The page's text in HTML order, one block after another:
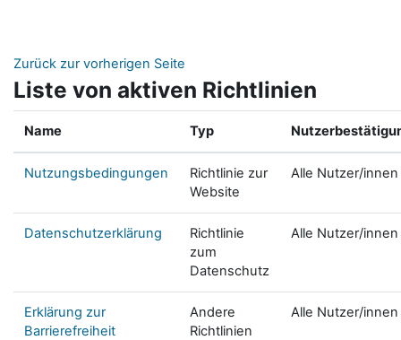
Zurück zur vorherigen Seite
Liste von aktiven Richtlinien
Name Typ
Nutzungsbedingungen
Richtlinie zur
Website
Alle Nutzer/innen
Datenschutzerklärung
Richtlinie
zum
Datenschutz
Alle Nutzer/innen
Erklärung zur
Barrierefreiheit
Andere
Richtlinien
Alle Nutzer/innen